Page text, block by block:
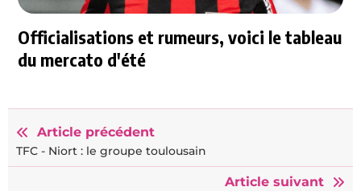
Officialisations et rumeurs, voici le tableau
du mercato d'été
Article précédent
TFC - Niort : le groupe toulousain
Article suivant